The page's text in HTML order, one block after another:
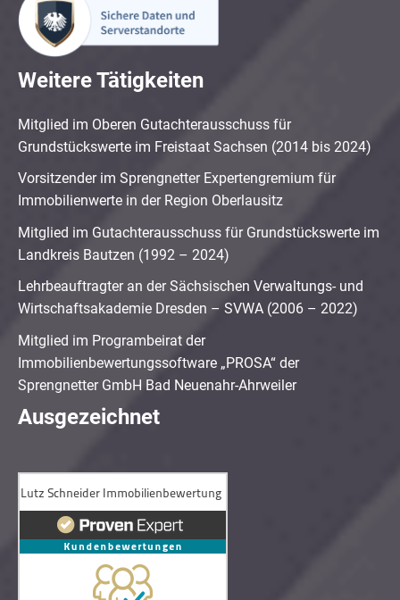
Weitere Tätigkeiten
Mitglied im Oberen Gutachterausschuss für
Grundstückswerte im Freistaat Sachsen (2014 bis 2024)
Vorsitzender im Sprengnetter Expertengremium für
Immobilienwerte in der Region Oberlausitz
Mitglied im Gutachterausschuss für Grundstückswerte im
Landkreis Bautzen (1992 – 2024)
Lehrbeauftragter an der Sächsischen Verwaltungs- und
Wirtschaftsakademie Dresden – SVWA (2006 – 2022)
Mitglied im Programbeirat der
Immobilienbewertungssoftware „PROSA“ der
Sprengnetter GmbH Bad Neuenahr-Ahrweiler
Ausgezeichnet